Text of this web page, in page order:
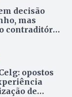
decisão
mas
contraditório
opostos
de